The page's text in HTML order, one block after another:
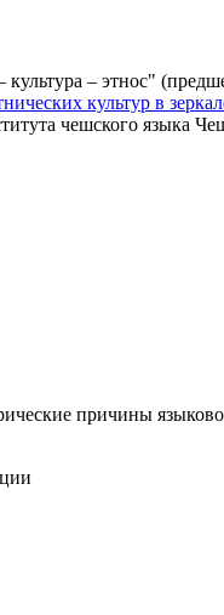
– этнос"
культур в
чешского языка
причины